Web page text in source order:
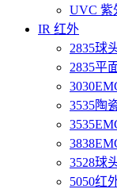
UVC 紫
IR 红外
2835球
2835平
3535陶
3528球
5050红